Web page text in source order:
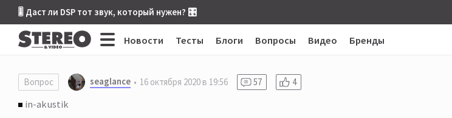
🎚 Даст ли DSP тот звук, который нужен? 🎛
Новости Тесты Блоги Вопросы Видео Бренды
Вопрос seaglance 16 октября 2020 в 19:56 57 4
in-akustik